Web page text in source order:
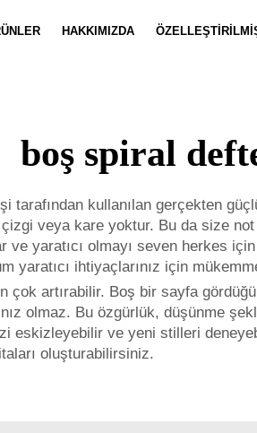
HAKKIMIZDA
boş spiral
kullanılan gerçekten
veya kare yoktur. Bu da size
yaratıcı olmayı seven herkes
yaratıcı ihtiyaçlarınız için
çok artırabilir. Boş bir sayfa
olmaz. Bu özgürlük, düşünme
eskizleyebilir ve yeni stilleri
oluşturabilirsiniz.